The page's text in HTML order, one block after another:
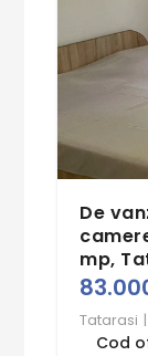
De
mp,
Tatarasi |
Cod